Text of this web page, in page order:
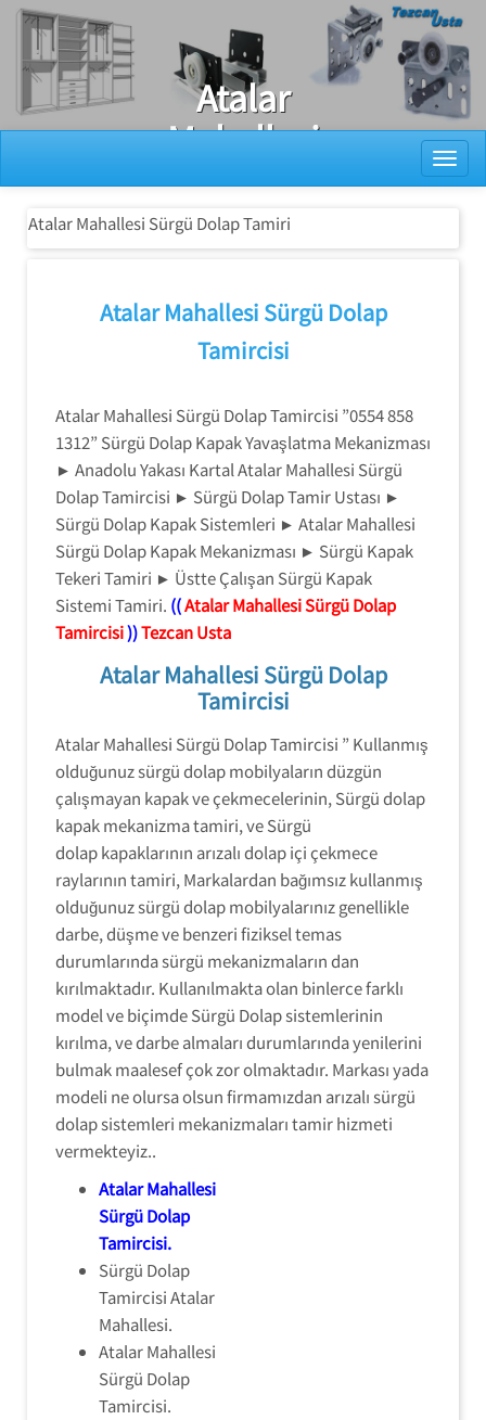
Ray Dolap Tamiri
Atalar
Mahallesi
Sürgü Dolap
Tamiri
Atalar Mahallesi Sürgü Dolap Tamiri
Atalar Mahallesi Sürgü Dolap
Tamircisi
Atalar Mahallesi Sürgü Dolap Tamircisi ”0554 858
1312” Sürgü Dolap Kapak Yavaşlatma Mekanizması
► Anadolu Yakası Kartal Atalar Mahallesi Sürgü
Dolap Tamircisi ► Sürgü Dolap Tamir Ustası ►
Sürgü Dolap Kapak Sistemleri ► Atalar Mahallesi
Sürgü Dolap Kapak Mekanizması ► Sürgü Kapak
Tekeri Tamiri ► Üstte Çalışan Sürgü Kapak
Sistemi Tamiri. ((Atalar Mahallesi Sürgü Dolap
Tamircisi))Tezcan Usta
Atalar Mahallesi Sürgü Dolap
Tamircisi
Atalar Mahallesi Sürgü Dolap Tamircisi ” Kullanmış
olduğunuz sürgü dolap mobilyaların düzgün
çalışmayan kapak ve çekmecelerinin, Sürgü dolap
kapak mekanizma tamiri, ve Sürgü
dolap kapaklarının arızalı dolap içi çekmece
raylarının tamiri, Markalardan bağımsız kullanmış
olduğunuz sürgü dolap mobilyalarınız genellikle
darbe, düşme ve benzeri fiziksel temas
durumlarında sürgü mekanizmaların dan
kırılmaktadır. Kullanılmakta olan binlerce farklı
model ve biçimde Sürgü Dolap sistemlerinin
kırılma, ve darbe almaları durumlarında yenilerini
bulmak maalesef çok zor olmaktadır. Markası yada
modeli ne olursa olsun firmamızdan arızalı sürgü
dolap sistemleri mekanizmaları tamir hizmeti
vermekteyiz..
Atalar Mahallesi
Sürgü Dolap
Tamircisi.
Sürgü Dolap
Tamircisi Atalar
Mahallesi.
Atalar Mahallesi
Sürgü Dolap
Tamircisi.